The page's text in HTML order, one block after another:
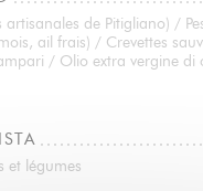
artisanales de Pitigliano) /
ail frais) / Crevettes
/ Olio extra vergine
et légumes